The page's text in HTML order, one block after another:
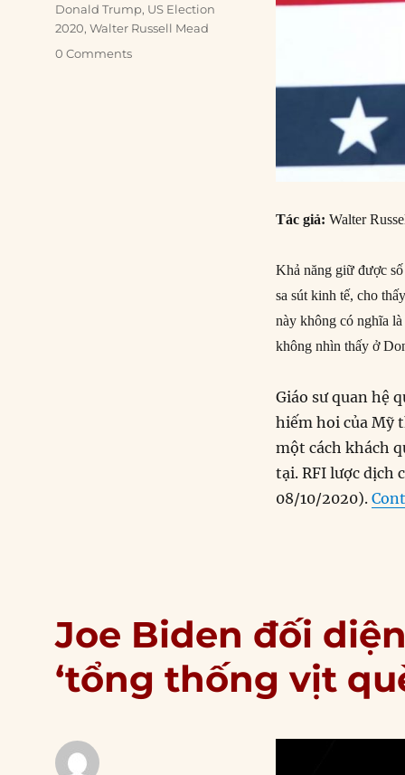
Tác giả: Walter
Khả năng giữ được
sa sút kinh tế, cho
này không có nghĩa
không nhìn thấy ở
Giáo sư quan hệ
hiếm hoi của Mỹ
một cách khách
tại. RFI lược dịch
08/10/2020).
Tags
Donald Trump, US Election
2020,Walter Russell Mead
0 Comments
Joe Biden đối
‘tổng thống vịt